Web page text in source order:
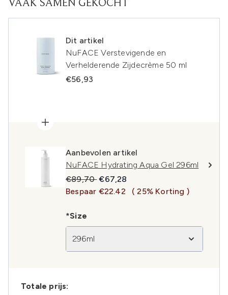
VAAK SAMEN GEKOCHT
Dit artikel
NuFACE Verstevigende en
Verhelderende Zijdecrème 50 ml
€56,93
Aanbevolen artikel
NuFACE Hydrating Aqua Gel 296ml
Recommended Retail Price:
€89,70Huidige prijs:
€67,28
Bespaar €22.42
( 25% Korting )
*Size
296ml
Totale prijs: